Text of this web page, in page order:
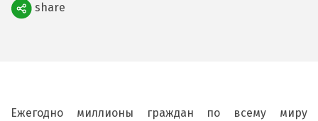
Поделиться
share
Ежегодно миллионы граждан по всему миру